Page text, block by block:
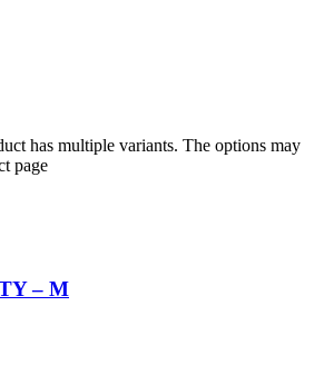
has multiple variants. The options may
page
– M